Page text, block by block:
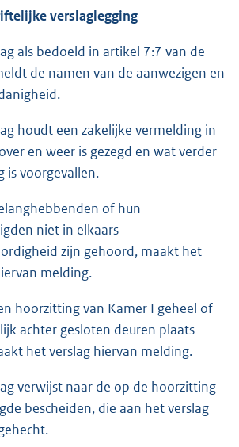
verslaglegging
als bedoeld in artikel 7:7 van de
de namen van de aanwezigen en
houdt een zakelijke vermelding in
en weer is gezegd en wat verder
is voorgevallen.
of hun
niet in elkaars
zijn gehoord, maakt het
melding.
hoorzitting van Kamer I geheel of
achter gesloten deuren plaats
het verslag hiervan melding.
verwijst naar de op de hoorzitting
bescheiden, die aan het verslag